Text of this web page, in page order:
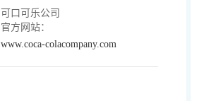
可口可乐公司
官方网站：
www.coca-colacompany.com